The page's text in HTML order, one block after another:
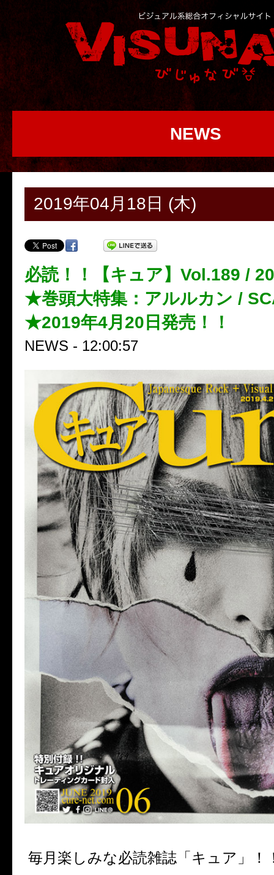
NEWS
2019年04月18日 (木)
必読！！【キュア】Vol.189 /
★巻頭大特集：アルルカン /
★2019年4月20日発売！！
NEWS - 12:00:57
毎月楽しみな必読雑誌「キュア」！